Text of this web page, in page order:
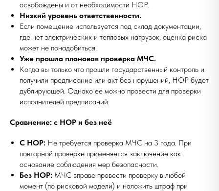
освобождены и от необходимости НОР.
Низкий уровень ответственности.
Если помещение используется под склад документации,
где нет электрических и тепловых нагрузок, оценка риска
может не понадобиться.
Уже прошла плановая проверка МЧС.
Когда вы только что прошли государственный контроль и
получили предписание или акт без нарушений, НОР будет
дублирующей. Однако её можно провести для проверки
исполнителей предписаний.
Сравнение: с НОР и без неё
С НОР: Не требуется проверка МЧС на 3 года. При
повторной проверке применяется заключение как
основание соблюдения мер безопасности.
Без НОР: МЧС вправе провести проверку в любой
момент (по рисковой модели) и наложить штраф при